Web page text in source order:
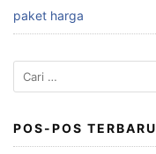
paket harga
Cari
untuk:
POS-POS TERBARU